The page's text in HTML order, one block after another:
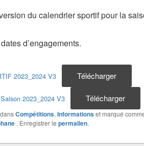
du calendrier sportif pour la
d’engagements.
2023_2024 V3 Télécharger
2023_2024 V3 Télécharger
Compétitions, Informationset marqué
. Enregistrer le permalien.